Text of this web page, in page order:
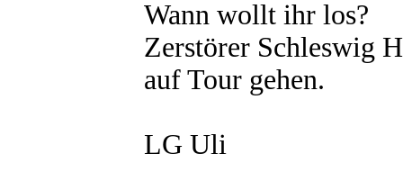
Wann wollt ihr los?
Zerstörer Schleswig
auf Tour gehen.
LG Uli